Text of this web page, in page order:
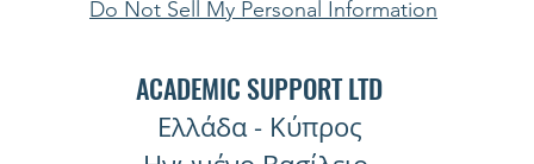
Do Not Sell My Personal Information
ACADEMIC SUPPORT LTD
Ελλάδα - Κύπρος